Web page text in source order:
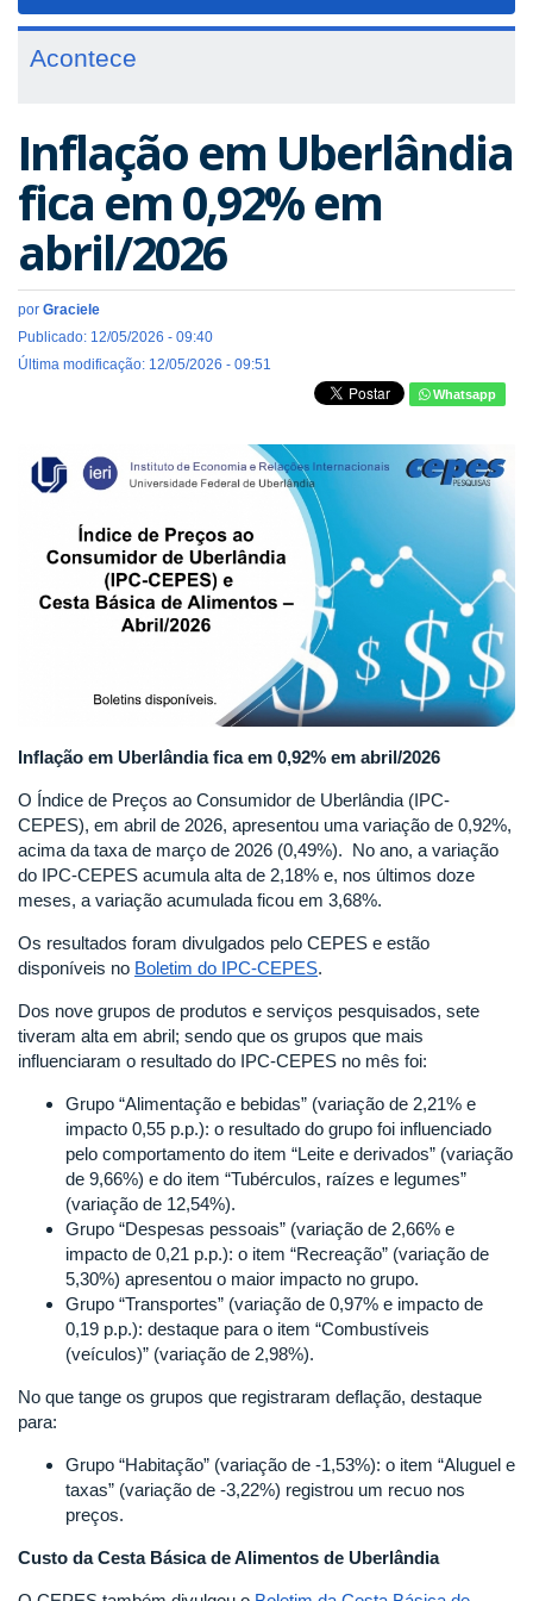
Acontece
Inflação em Uberlândia
fica em 0,92% em
abril/2026
por Graciele
Publicado: 12/05/2026 - 09:40
Última modificação: 12/05/2026 - 09:51
Whatsapp
Inflação em Uberlândia fica em 0,92% em abril/2026
O Índice de Preços ao Consumidor de Uberlândia (IPC-
CEPES), em abril de 2026, apresentou uma variação de 0,92%,
acima da taxa de março de 2026 (0,49%). No ano, a variação
do IPC-CEPES acumula alta de 2,18% e, nos últimos doze
meses, a variação acumulada ficou em 3,68%.
Os resultados foram divulgados pelo CEPES e estão
disponíveis no Boletim do IPC-CEPES.
Dos nove grupos de produtos e serviços pesquisados, sete
tiveram alta em abril; sendo que os grupos que mais
influenciaram o resultado do IPC-CEPES no mês foi:
Grupo “Alimentação e bebidas” (variação de 2,21% e
impacto 0,55 p.p.): o resultado do grupo foi influenciado
pelo comportamento do item “Leite e derivados” (variação
de 9,66%) e do item “Tubérculos, raízes e legumes”
(variação de 12,54%).
Grupo “Despesas pessoais” (variação de 2,66% e
impacto de 0,21 p.p.): o item “Recreação” (variação de
5,30%) apresentou o maior impacto no grupo.
Grupo “Transportes” (variação de 0,97% e impacto de
0,19 p.p.): destaque para o item “Combustíveis
(veículos)” (variação de 2,98%).
No que tange os grupos que registraram deflação, destaque
para:
Grupo “Habitação” (variação de -1,53%): o item “Aluguel e
taxas” (variação de -3,22%) registrou um recuo nos
preços.
Custo da Cesta Básica de Alimentos de Uberlândia